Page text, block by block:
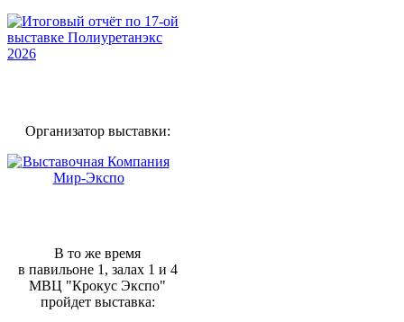
Организатор выставки:
В то же время
в павильоне 1, залах 1 и 4
МВЦ "Крокус Экспо"
пройдет выставка: